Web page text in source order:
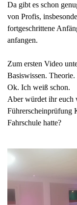
Da gibt es schon
von Profis,
fortgeschrittene
anfangen.
Zum ersten Video
Basiswissen.
Ok. Ich weiß schon.
Aber würdet ihr euch
Führerscheinprüfung
Fahrschule hatte?